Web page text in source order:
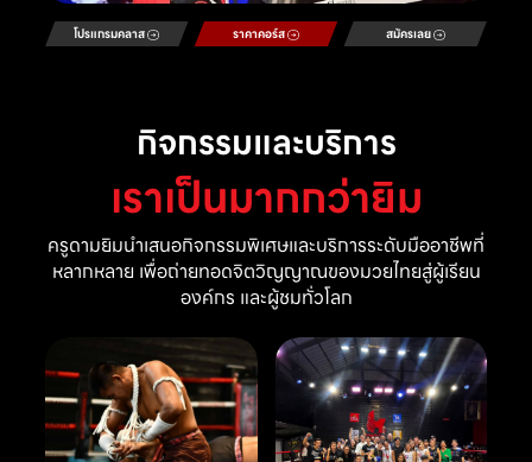
โปรแกรมคลาส ราคาคอร์ส สมัครเลย
กิจกรรมและบริการ
เราเป็นมากกว่ายิม
ครูดามยิมนำเสนอกิจกรรมพิเศษและบริการระดับมืออาชีพที่
หลากหลาย เพื่อถ่ายทอดจิตวิญญาณของมวยไทยสู่ผู้เรียน
องค์กร และผู้ชมทั่วโลก